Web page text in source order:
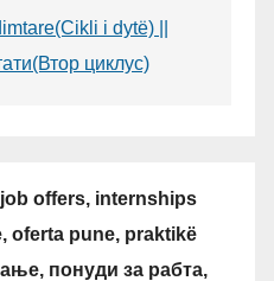
i dytë) ||
циклус)
offers, internships
oferta pune, praktikë
понуди за рабта,